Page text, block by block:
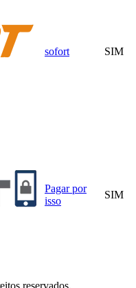
sofort SIM
Pagar por
isso
SIM
reservados.